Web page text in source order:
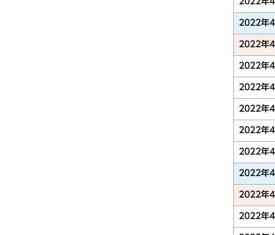
2022年
2022年
2022年
2022年
2022年
2022年
2022年
2022年
2022年
2022年